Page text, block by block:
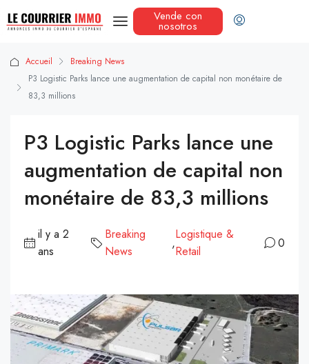
Vende con
nosotros
Accueil
Breaking News
P3 Logistic Parks lance une augmentation de capital non monétaire de
83,3 millions
P3 Logistic Parks lance une
augmentation de capital non
monétaire de 83,3 millions
il y a 2
ans
Breaking
News
,
Logistique &
Retail
0